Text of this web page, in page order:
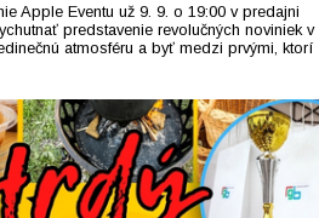
Apple Eventu už 9. 9. o 19:00 v predajni
predstavenie revolučných noviniek v
atmosféru a byť medzi prvými, ktorí